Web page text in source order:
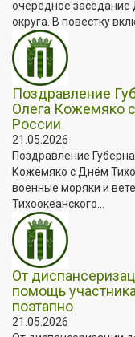
очередное
округа. В повестку
Поздравление
Олега Кожемяко
России
21.05.2026
Поздравление
Кожемяко с Днём
военные моряки и
Тихоокеанского...
От
помощь
поэтапно
21.05.2026